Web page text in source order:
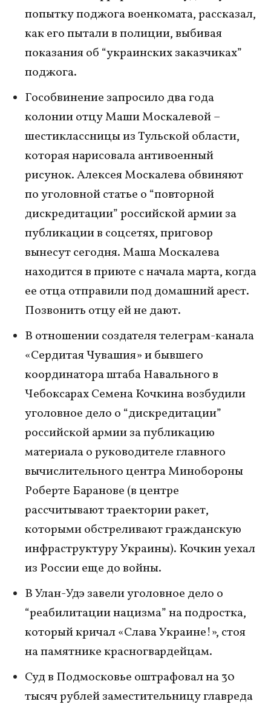
попытку поджога военкомата, рассказал,
как его пытали в полиции, выбивая
показания об “украинских заказчиках”
поджога.
Гособвинение запросило два года
колонии отцу Маши Москалевой –
шестиклассницы из Тульской области,
которая нарисовала антивоенный
рисунок. Алексея Москалева обвиняют
по уголовной статье о “повторной
дискредитации” российской армии за
публикации в соцсетях, приговор
вынесут сегодня. Маша Москалева
находится в приюте с начала марта, когда
ее отца отправили под домашний арест.
Позвонить отцу ей не дают.
В отношении создателя телеграм-канала
«Сердитая Чувашия» и бывшего
координатора штаба Навального в
Чебоксарах Семена Кочкина возбудили
уголовное дело о “дискредитации”
российской армии за публикацию
материала о руководителе главного
вычислительного центра Минобороны
Роберте Баранове (в центре
рассчитывают траектории ракет,
которыми обстреливают гражданскую
инфраструктуру Украины). Кочкин уехал
из России еще до войны.
В Улан-Удэ завели уголовное дело о
“реабилитации нацизма” на подростка,
который кричал «Слава Украине!», стоя
на памятнике красногвардейцам.
Суд в Подмосковье оштрафовал на 30
тысяч рублей заместительницу главреда